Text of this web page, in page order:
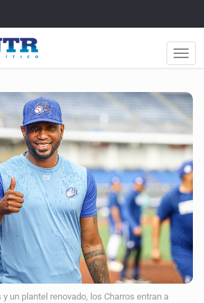
y un plantel renovado, los Charros entran a